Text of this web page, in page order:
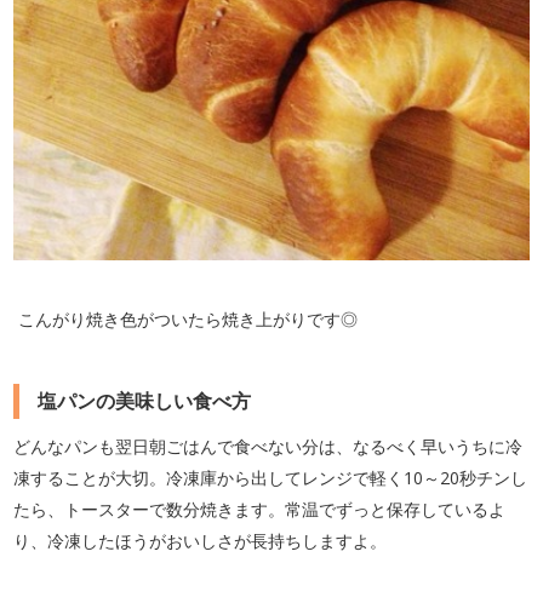
こんがり焼き色がついたら焼き上がりです◎
塩パンの美味しい食べ方
どんなパンも翌日朝ごはんで食べない分は、なるべく早いうちに冷
凍することが大切。冷凍庫から出してレンジで軽く10～20秒チンし
たら、トースターで数分焼きます。常温でずっと保存しているよ
り、冷凍したほうがおいしさが長持ちしますよ。